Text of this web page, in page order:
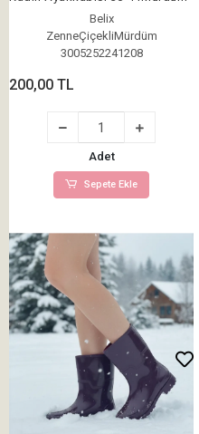
Belix
ZenneÇiçekliMürdüm
3005252241208
200,00 TL
Adet
Sepete Ekle